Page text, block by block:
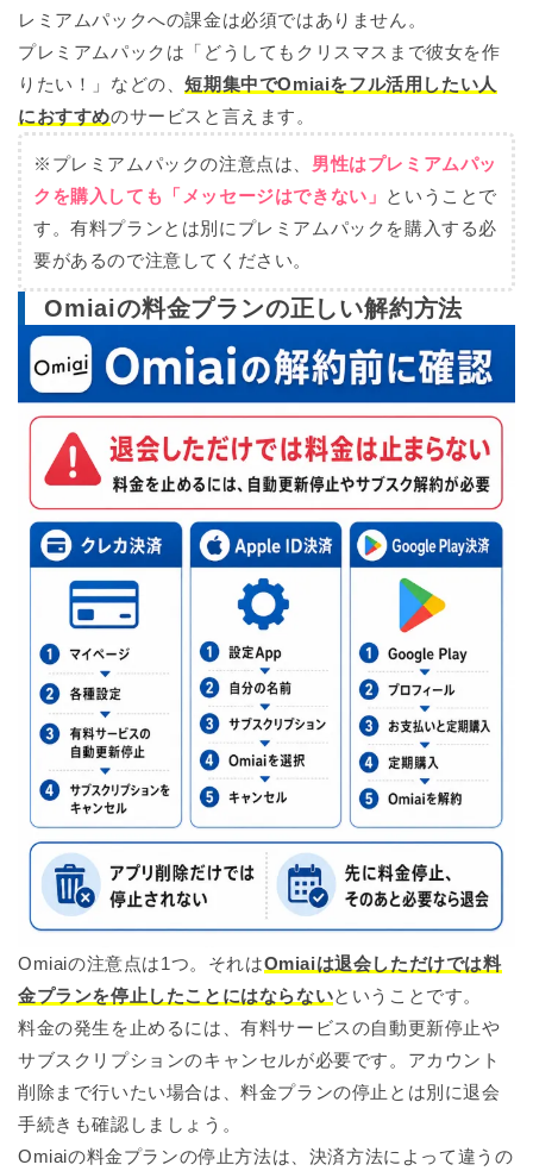
レミアムパックへの課金は必須ではありません。
プレミアムパックは「どうしてもクリスマスまで彼女を作
りたい！」などの、短期集中でOmiaiをフル活用したい人
におすすめのサービスと言えます。
※プレミアムパックの注意点は、 男性はプレミアムパッ
クを購入しても「メッセージはできない」 ということで
す。有料プランとは別にプレミアムパックを購入する必
要があるので注意してください。
Omiaiの料金プランの正しい解約方法
Omiaiの注意点は1つ。それはOmiaiは退会しただけでは料
金プランを停止したことにはならないということです。
料金の発生を止めるには、有料サービスの自動更新停止や
サブスクリプションのキャンセルが必要です。アカウント
削除まで行いたい場合は、料金プランの停止とは別に退会
手続きも確認しましょう。
Omiaiの料金プランの停止方法は、決済方法によって違うの